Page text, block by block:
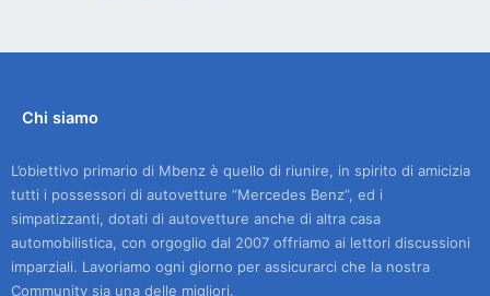
Chi siamo
L’obiettivo primario di Mbenz è quello di riunire, in spirito di amicizia
tutti i possessori di autovetture “Mercedes Benz”, ed i
simpatizzanti, dotati di autovetture anche di altra casa
automobilistica, con orgoglio dal 2007 offriamo ai lettori discussioni
imparziali. Lavoriamo ogni giorno per assicurarci che la nostra
Community sia una delle migliori.